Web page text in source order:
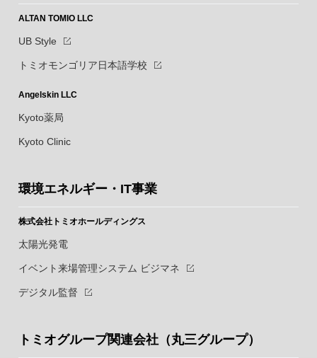
ALTAN TOMIO LLC
UB Style
トミオモンゴリア日本語学校
Angelskin LLC
Kyoto薬局
Kyoto Clinic
環境エネルギー・IT事業
株式会社トミオホールディングス
太陽光発電
イベント来場管理システム ビジマネ
デジタル監督
トミオグループ関連会社（丸三グループ）